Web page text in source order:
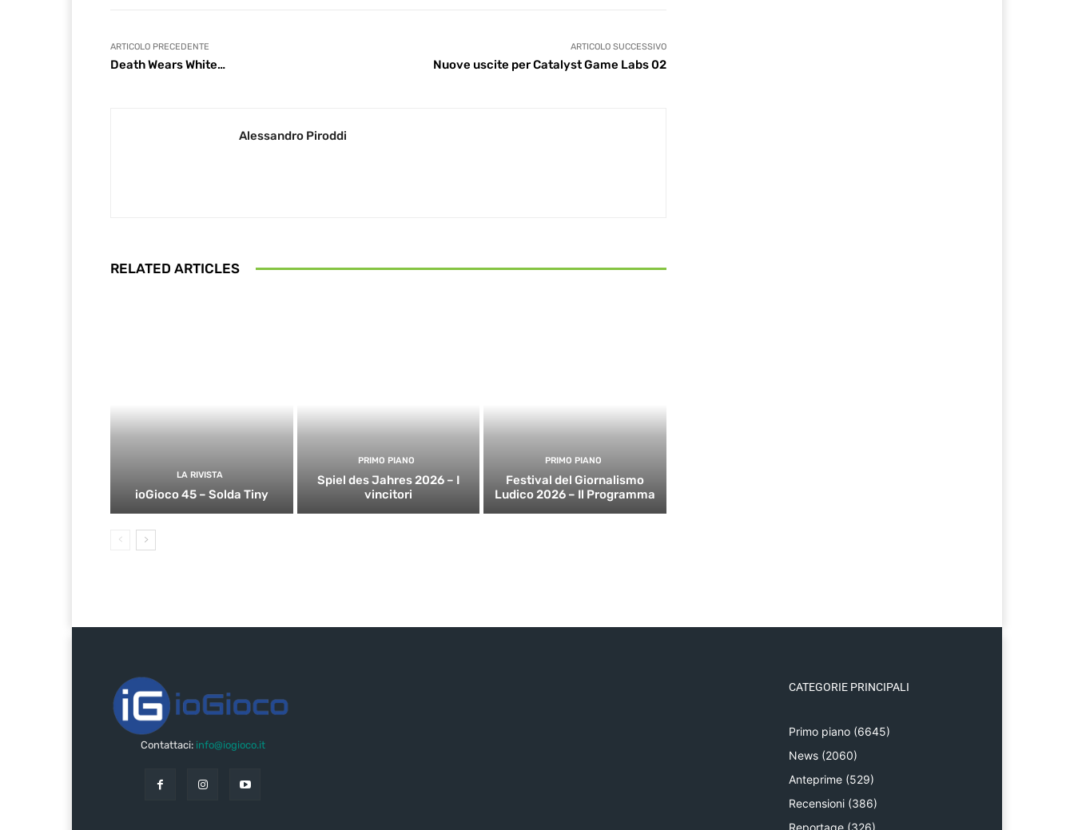
ARTICOLO PRECEDENTE
Death Wears White…
ARTICOLO SUCCESSIVO
Nuove uscite per Catalyst Game Labs 02
Alessandro Piroddi
RELATED ARTICLES
LA RIVISTA
ioGioco 45 – Solda Tiny
PRIMO PIANO
Spiel des Jahres 2026 – I
vincitori
PRIMO PIANO
Festival del Giornalismo
Ludico 2026 – Il Programma
Contattaci: info@iogioco.it
CATEGORIE PRINCIPALI
Primo piano (6645)
News (2060)
Anteprime (529)
Recensioni (386)